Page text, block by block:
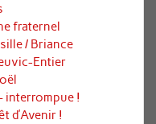
fraternel
/ Briance
Entier
interrompue !
d’Avenir !